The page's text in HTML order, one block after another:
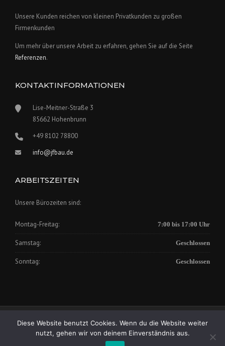
Unsere Kunden reichen von kleinen Privatkunden zu großen
Firmenkunden
Um mehr über unsere Arbeit zu erfahren, gehen Sie auf die Seite
Referenzen.
KONTAKTINFORMATIONEN
Lise-Meitner-Straße 3
85662 Hohenbrunn
+49 8102 78800
info@jfbau.de
ARBEITSZEITEN
Unsere Bürozeiten sind:
Montag-Freitag: 7:00 bis 17:00 Uhr
Samstag: Geschlossen
Sonntag: Geschlossen
Impressum|Datenschutz
Copyright © 2025 Johann Fischer Bauunternehmung GmbH
Diese Website benutzt Cookies. Wenn du die Website weiter
nutzt, gehen wir von deinem Einverständnis aus.